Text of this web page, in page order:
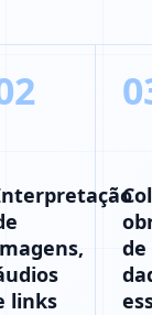
links
de